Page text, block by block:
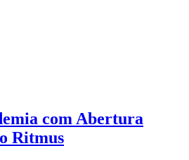
com Abertura
Ritmus